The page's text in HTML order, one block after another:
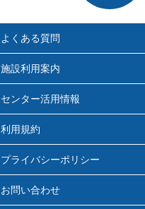
よくある質問
施設利用案内
センター活用情報
利用規約
プライバシーポリシー
お問い合わせ